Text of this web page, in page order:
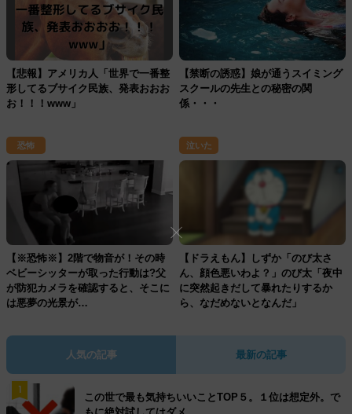
【悲報】アメリカ人「世界で一番整
形してるブサイク民族、発表おおお
お！！！www」
【禁断の誘惑】娘が通うスイミング
スクールの先生との秘密の関
係・・・
恐怖
【※恐怖※】2階で物音が！その時
ベビーシッターが取った行動は?父
が防犯カメラを確認すると、そこに
は悪夢の光景が…
泣いた
【ドラえもん】しずか「のび太さ
ん、顔色悪いわよ？」のび太「夜中
に突然起きだして暴れたりするか
ら、なだめないとなんだ」
人気の記事 最新の記事
1
この世で最も気持ちいいことTOP５。１位は想定外。で